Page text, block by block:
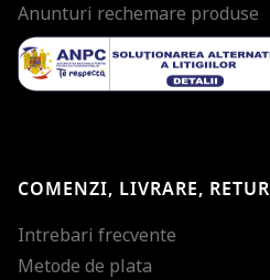
Anunturi rechemare produse
COMENZI, LIVRARE, RETUR
Intrebari frecvente
Metode de plata